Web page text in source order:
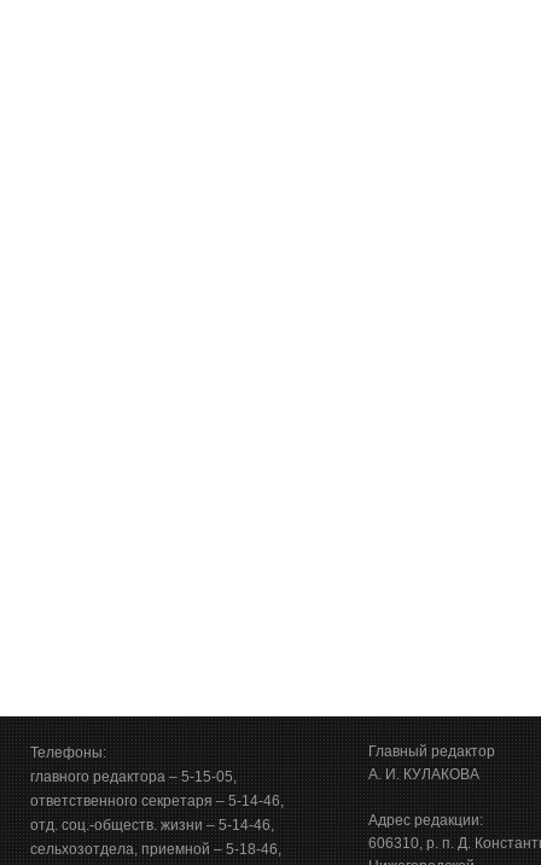
Телефоны:
главного редактора – 5-15-05,
ответственного секретаря – 5-14-46,
отд. соц.-обществ. жизни – 5-14-46,
сельхозотдела, приемной – 5-18-46,
Главный редактор
А. И. КУЛАКОВА
Адрес редакции:
606310, р. п. Д.